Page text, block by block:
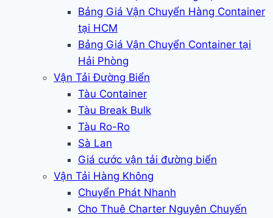
Bảng Giá Vận Chuyển Hàng Container
tại HCM
Bảng Giá Vận Chuyển Container tại
Hải Phòng
Vận Tải Đường Biển
Tàu Container
Tàu Break Bulk
Tàu Ro-Ro
Sà Lan
Giá cước vận tải đường biển
Vận Tải Hàng Không
Chuyển Phát Nhanh
Cho Thuê Charter Nguyên Chuyến